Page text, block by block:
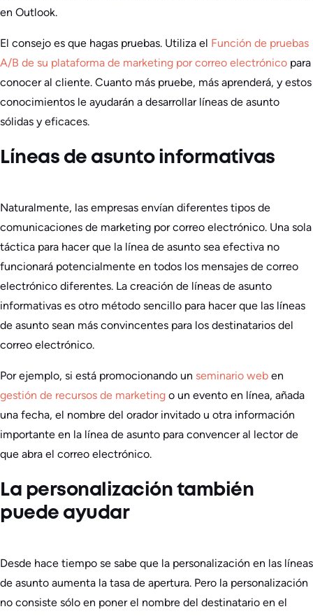
en Outlook.
El consejo es que hagas pruebas. Utiliza el Función de pruebas
A/B de su plataforma de marketing por correo electrónico para
conocer al cliente. Cuanto más pruebe, más aprenderá, y estos
conocimientos le ayudarán a desarrollar líneas de asunto
sólidas y eficaces.
Líneas de asunto informativas
Naturalmente, las empresas envían diferentes tipos de
comunicaciones de marketing por correo electrónico. Una sola
táctica para hacer que la línea de asunto sea efectiva no
funcionará potencialmente en todos los mensajes de correo
electrónico diferentes. La creación de líneas de asunto
informativas es otro método sencillo para hacer que las líneas
de asunto sean más convincentes para los destinatarios del
correo electrónico.
Por ejemplo, si está promocionando un seminario web en
gestión de recursos de marketing o un evento en línea, añada
una fecha, el nombre del orador invitado u otra información
importante en la línea de asunto para convencer al lector de
que abra el correo electrónico.
La personalización también
puede ayudar
Desde hace tiempo se sabe que la personalización en las líneas
de asunto aumenta la tasa de apertura. Pero la personalización
no consiste sólo en poner el nombre del destinatario en el